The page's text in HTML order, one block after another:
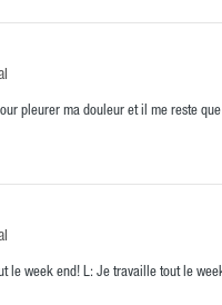
pleurer ma douleur et il me reste
le week end! L: Je travaille tout le